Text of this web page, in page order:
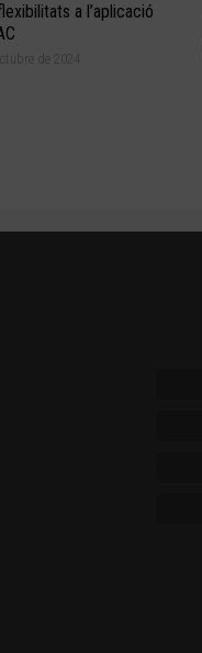
a l’aplicació
de 2024